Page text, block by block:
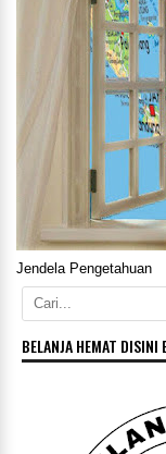
Jendela Pengetahuan
BELANJA HEMAT DISINI